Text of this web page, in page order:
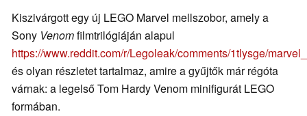
Kiszivárgott egy új LEGO Marvel mellszobor, amely a
Sony Venomfilmtrilógiáján alapul
https://www.reddit.com/r/Legoleak/comments/1tlysge/
és olyan részletet tartalmaz, amire a gyűjtők már régóta
várnak: a legelső Tom Hardy Venom minifigurát LEGO
formában.